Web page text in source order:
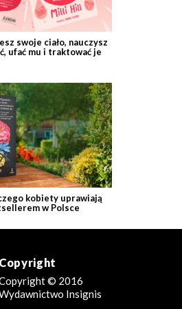
swoje ciało, nauczysz
ufać mu i traktować je
kobiety uprawiają
w Polsce
Copyright
© 2016
Insignis